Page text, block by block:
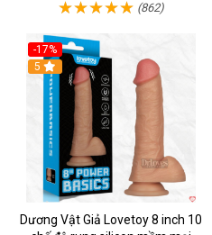
(862)
-17%
Hot
5
Dương Vật Giả Lovetoy 8 inch 10